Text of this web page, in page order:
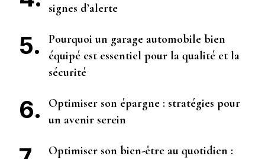
signes d’alerte
Pourquoi un garage automobile bien
équipé est essentiel pour la qualité et la
sécurité
Optimiser son épargne : stratégies pour
un avenir serein
Optimiser son bien-être au quotidien :